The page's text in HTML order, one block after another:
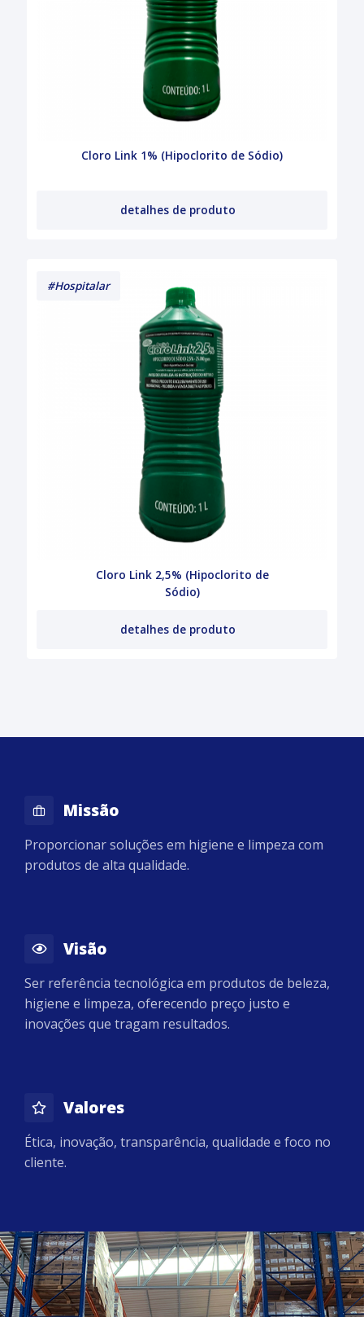
Cloro Link 1% (Hipoclorito de Sódio)
detalhes de produto
Cloro Link 2,5% (Hipoclorito de
Sódio)
detalhes de produto
#Hospitalar
Missão
Proporcionar soluções em higiene e limpeza com
produtos de alta qualidade.
Visão
Ser referência tecnológica em produtos de beleza,
higiene e limpeza, oferecendo preço justo e
inovações que tragam resultados.
Valores
Ética, inovação, transparência, qualidade e foco no
cliente.